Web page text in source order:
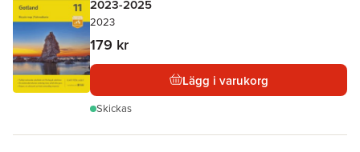
2023-2025
2023
179 kr
Lägg i varukorg
Skickas